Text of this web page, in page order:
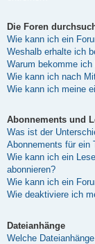
Die Foren
Wie kann ich ein
Weshalb erhalte ich
Warum bekomme
Wie kann ich nach
Wie kann ich meine
Abonnements und
Was ist der
Abonnements für ein
Wie kann ich ein
abonnieren?
Wie kann ich ein
Wie deaktiviere ich
Dateianhänge
Welche